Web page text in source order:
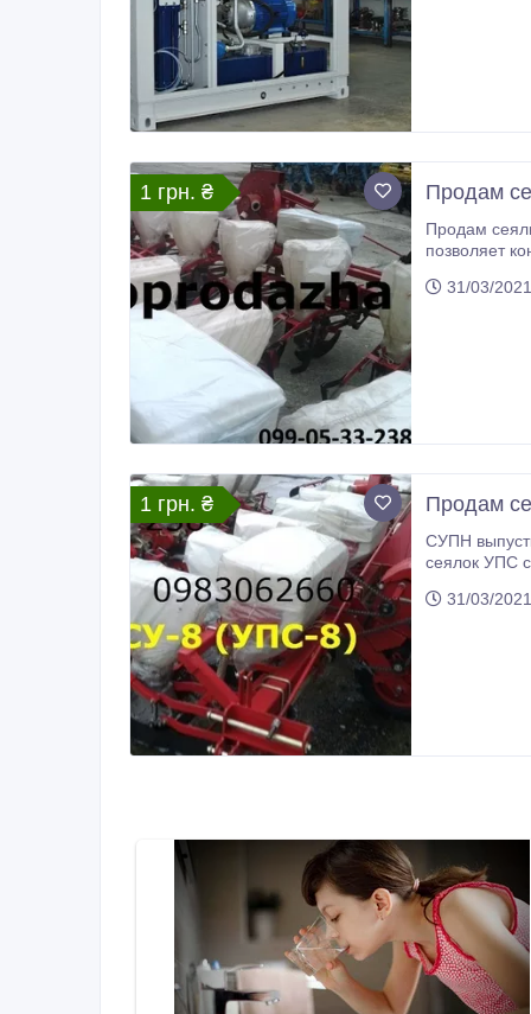
1 грн. ₴ Продам
Продам сеялки СУПН. В
позволяет контролировать
стоимость.
31/03/2021
1 грн. ₴ Продам
СУПН выпустили новую сеялку СУ-8, сеялка
сеялок УПС
31/03/2021